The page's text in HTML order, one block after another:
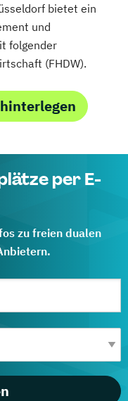
bietet ein
und
folgender
(FHDW).
per E-
zu freien dualen